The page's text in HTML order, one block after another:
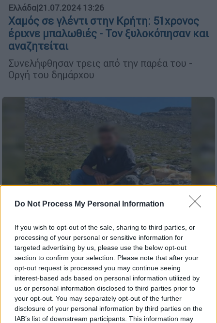
Do Not Process My Personal Information
If you wish to opt-out of the sale, sharing to third parties, or
processing of your personal or sensitive information for
targeted advertising by us, please use the below opt-out
section to confirm your selection. Please note that after your
opt-out request is processed you may continue seeing
interest-based ads based on personal information utilized by
us or personal information disclosed to third parties prior to
your opt-out. You may separately opt-out of the further
disclosure of your personal information by third parties on the
IAB’s list of downstream participants. This information may
Ελλάδα|21.07.2024 13:26
Χαμός σε γλέντι στην Κρήτη: 51χρονος
έριχνε μπαλωθιές - Τον ξυλοκόπησαν και
αναζητείται
Συνελήφθησαν τρεις από την παρέα του -
Οργή του δημάρχου
Ελλάδα|08.07.2024 16:21
Λασίθι: Στη φυλακή ο 32χρονος που
σκότωσε τον μπατζανάκη του με
μπαλωθιά
Τι υποστήριξε στην απολογία του